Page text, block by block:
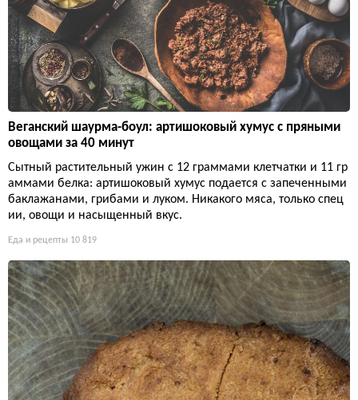
Веганский шаурма-боул: артишоковый хумус с пряными
овощами за 40 минут
Сытный растительный ужин с 12 граммами клетчатки и 11 гр
аммами белка: артишоковый хумус подается с запеченными
баклажанами, грибами и луком. Никакого мяса, только спец
ии, овощи и насыщенный вкус.
Еда и рецепты 10 819